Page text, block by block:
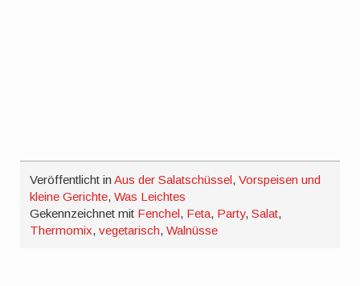
Veröffentlicht inAus der Salatschüssel,Vorspeisen und
kleine Gerichte,Was Leichtes
Gekennzeichnet mit Fenchel, Feta, Party,Salat,
Thermomix,vegetarisch,Walnüsse